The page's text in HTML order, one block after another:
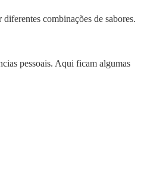
combinações de sabores.
pessoais. Aqui ficam algumas